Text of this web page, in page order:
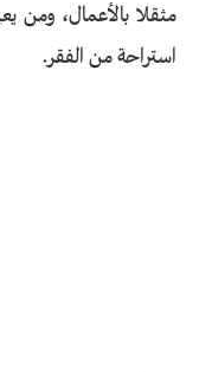
مثقلا بالأعمال، ومن
استراحة من الفقر.